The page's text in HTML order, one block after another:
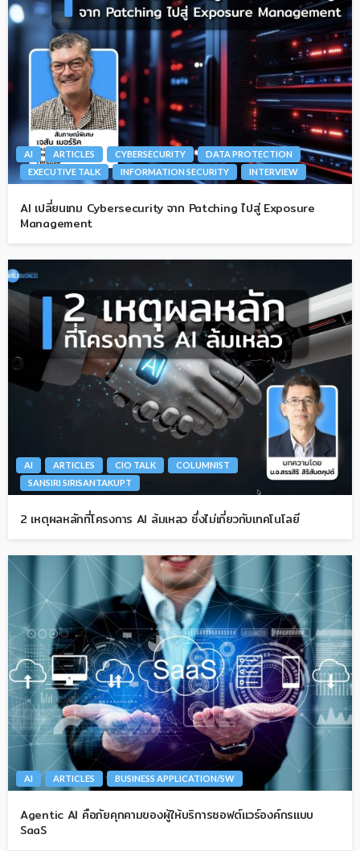
AI ARTICLES CYBERSECURITY
DATA PROTECTION
EXECUTIVE TALK
INFORMATION SECURITY INTERVIEW
AI เปลี่ยนเกม Cybersecurity จาก Patching ไปสู่ Exposure
Management
AI ARTICLES CIO TALK
COLUMNIST
SANSIRI SIRISANTAKUPT
2 เหตุผลหลักที่โครงการ AI ล้มเหลว ซึ่งไม่เกี่ยวกับเทคโนโลยี
AI ARTICLES BUSINESS APPLICATION/SW
Agentic AI คือภัยคุกคามของผู้ให้บริการซอฟต์แวร์องค์กรแบบ
SaaS